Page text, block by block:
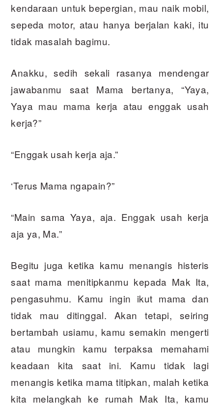
kendaraan untuk bepergian, mau naik mobil,
sepeda motor, atau hanya berjalan kaki, itu
tidak masalah bagimu.
Anakku, sedih sekali rasanya mendengar
jawabanmu saat Mama bertanya, “Yaya,
Yaya mau mama kerja atau enggak usah
kerja?”
“Enggak usah kerja aja.”
‘Terus Mama ngapain?”
“Main sama Yaya, aja. Enggak usah kerja
aja ya, Ma.”
Begitu juga ketika kamu menangis histeris
saat mama menitipkanmu kepada Mak Ita,
pengasuhmu. Kamu ingin ikut mama dan
tidak mau ditinggal. Akan tetapi, seiring
bertambah usiamu, kamu semakin mengerti
atau mungkin kamu terpaksa memahami
keadaan kita saat ini. Kamu tidak lagi
menangis ketika mama titipkan, malah ketika
kita melangkah ke rumah Mak Ita, kamu